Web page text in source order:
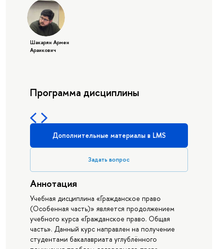
Шакарян Армен
Араикович
Программа дисциплины
Дополнительные материалы в LMS
Задать вопрос
Аннотация
Учебная дисциплина «Гражданское право
(Особенная часть)» является продолжением
учебного курса «Гражданское право. Общая
часть». Данный курс направлен на получение
студентами бакалавриата углублённого